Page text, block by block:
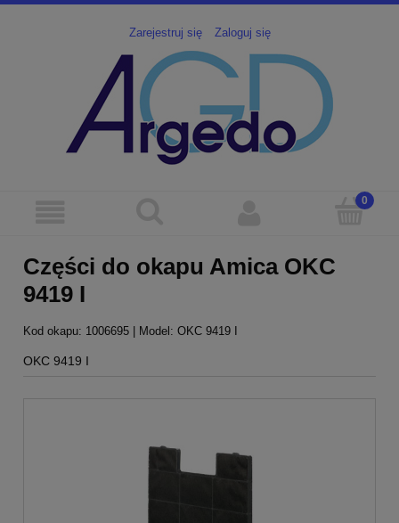
Zarejestruj się Zaloguj się
Części do okapu Amica OKC
9419 I
Kod okapu: 1006695 | Model: OKC 9419 I
OKC 9419 I